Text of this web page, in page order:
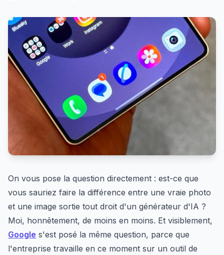
On vous pose la question directement : est-ce que
vous sauriez faire la différence entre une vraie photo
et une image sortie tout droit d'un générateur d'IA ?
Moi, honnêtement, de moins en moins. Et visiblement,
Google s'est posé la même question, parce que
l'entreprise travaille en ce moment sur un outil de